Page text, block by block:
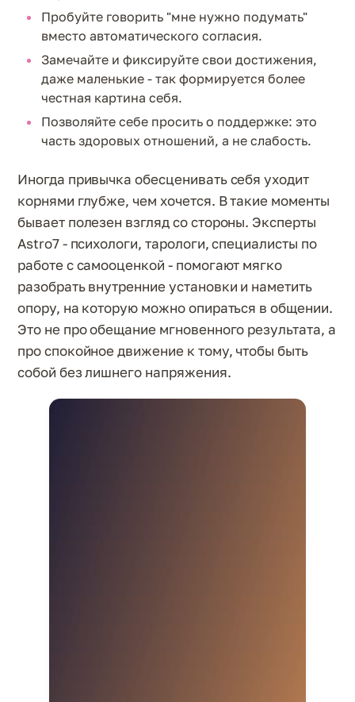
Пробуйте говорить "мне нужно подумать"
вместо автоматического согласия.
Замечайте и фиксируйте свои достижения,
даже маленькие - так формируется более
честная картина себя.
Позволяйте себе просить о поддержке: это
часть здоровых отношений, а не слабость.
Иногда привычка обесценивать себя уходит
корнями глубже, чем хочется. В такие моменты
бывает полезен взгляд со стороны. Эксперты
Astro7 - психологи, тарологи, специалисты по
работе с самооценкой - помогают мягко
разобрать внутренние установки и наметить
опору, на которую можно опираться в общении.
Это не про обещание мгновенного результата, а
про спокойное движение к тому, чтобы быть
собой без лишнего напряжения.